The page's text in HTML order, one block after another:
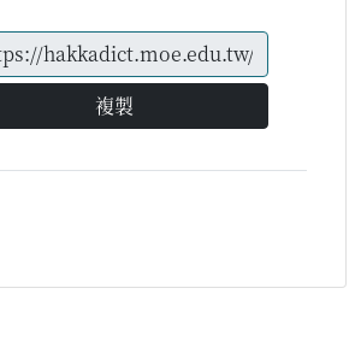
複製